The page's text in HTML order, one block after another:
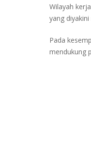
Wilayah
yang
Pada
mendukung